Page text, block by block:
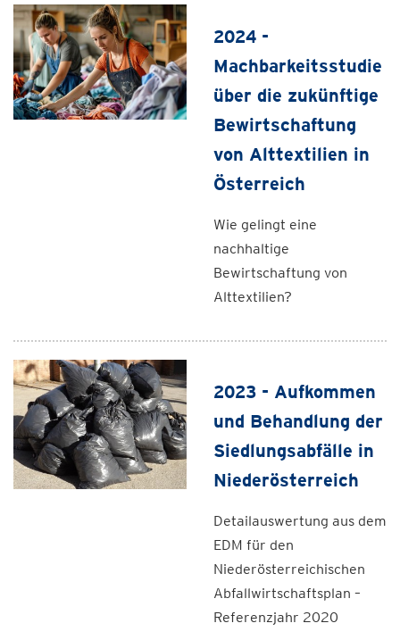
2024 -
Machbarkeitsstudie
über die zukünftige
Bewirtschaftung
von Alttextilien in
Österreich
Wie gelingt eine
nachhaltige
Bewirtschaftung von
Alttextilien?
2023 - Aufkommen
und Behandlung der
Siedlungsabfälle in
Niederösterreich
Detailauswertung aus dem
EDM für den
Niederösterreichischen
Abfallwirtschaftsplan –
Referenzjahr 2020